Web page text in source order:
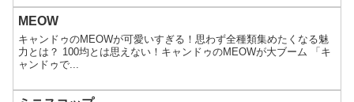
MEOW
キャンドゥのMEOWが可愛いすぎる！思わず全種類集めたくなる魅
力とは？ 100均とは思えない！キャンドゥのMEOWが大ブーム 「キ
ャンドゥで...